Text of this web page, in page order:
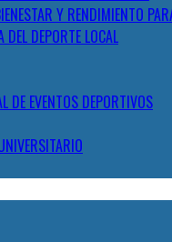
Y RENDIMIENTO
DEL DEPORTE LOCAL
DE EVENTOS DEPORTIVOS